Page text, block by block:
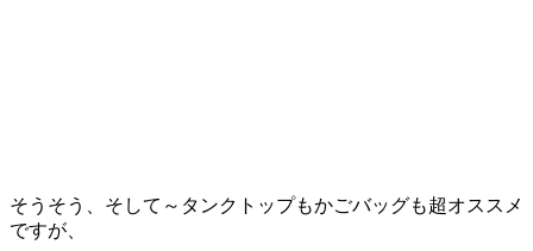
そうそう、そして～タンクトップもかごバッグも超オススメ
ですが、